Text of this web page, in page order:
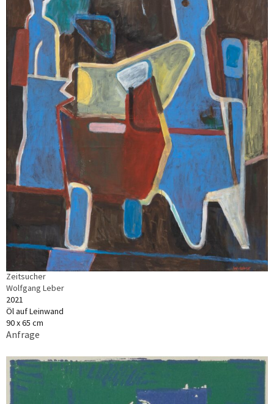
Zeitsucher
Wolfgang Leber
2021
Öl auf Leinwand
90 x 65 cm
Anfrage